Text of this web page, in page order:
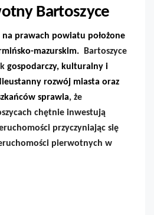
Bartoszyce
na prawach powiatu położone
mazurskim.
Bartoszyce
gospodarczy, kulturalny i
rozwój miasta oraz
sprawia, że
chętnie inwestują
przyczyniając się
pierwotnych w